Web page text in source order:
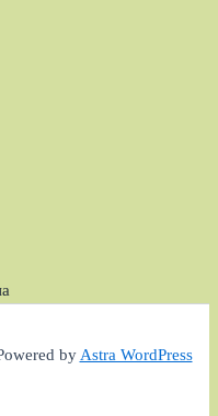
byAstra WordPress